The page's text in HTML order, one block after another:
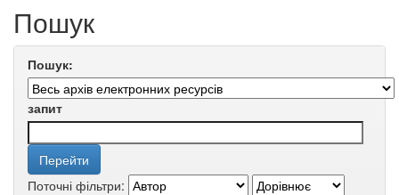
Пошук
Пошук:
запит
Поточні фільтри: